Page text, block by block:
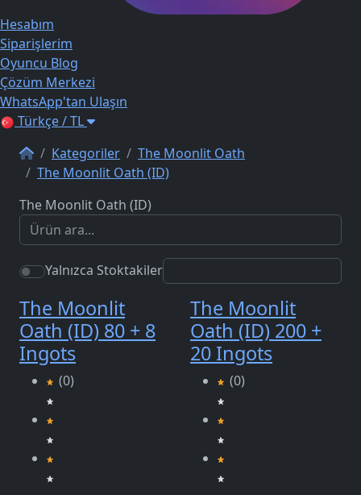
Hesabım
Siparişlerim
Oyuncu Blog
Çözüm Merkezi
WhatsApp'tan Ulaşın
Türkçe / TL
Kategoriler
The Moonlit Oath
The Moonlit Oath (ID)
The Moonlit Oath (ID)
Yalnızca Stoktakiler
The Moonlit
Oath (ID) 80 + 8
Ingots
(0)
The Moonlit
Oath (ID) 200 +
20 Ingots
(0)